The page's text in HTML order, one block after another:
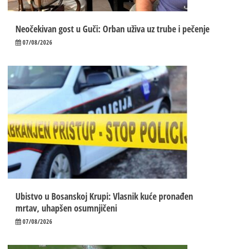
Neočekivan gost u Guči: Orban uživa uz trube i pečenje
07/08/2026
Ubistvo u Bosanskoj Krupi: Vlasnik kuće pronađen
mrtav, uhapšen osumnjičeni
07/08/2026